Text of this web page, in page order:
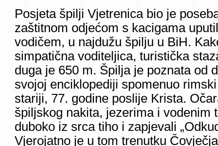
Posjeta špilji Vjetrenica bio je
zaštitnom odjećom s kacigama
vodičem, u najdužu špilju u BiH.
simpatična voditeljica, turistička
duga je 650 m. Špilja je poznata od
svojoj enciklopediji spomenuo
stariji, 77. godine poslije Krista.
špiljskog nakita, jezerima i vodenim
duboko iz srca tiho i zapjevali
Vjerojatno je u tom trenutku